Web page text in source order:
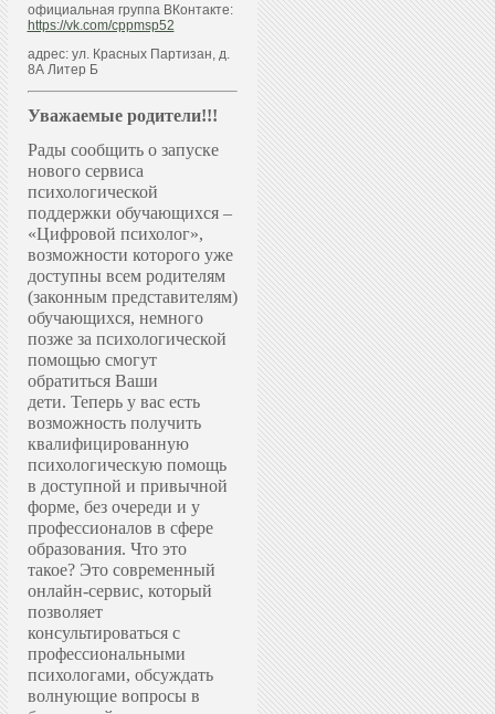
официальная группа ВКонтакте:
https://vk.com/cppmsp52
адрес: ул. Красных Партизан, д.
8А Литер Б
Уважаемые родители!!!
Рады сообщить о запуске
нового сервиса
психологической
поддержки обучающихся –
«Цифровой психолог»,
возможности которого уже
доступны всем родителям
(законным представителям)
обучающихся, немного
позже за психологической
помощью смогут
обратиться Ваши
дети. Теперь у вас есть
возможность получить
квалифицированную
психологическую помощь
в доступной и привычной
форме, без очереди и у
профессионалов в сфере
образования. Что это
такое? Это современный
онлайн-сервис, который
позволяет
консультироваться с
профессиональными
психологами, обсуждать
волнующие вопросы в